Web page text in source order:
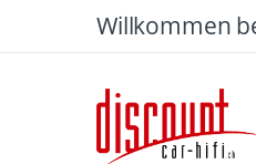
Willkommen